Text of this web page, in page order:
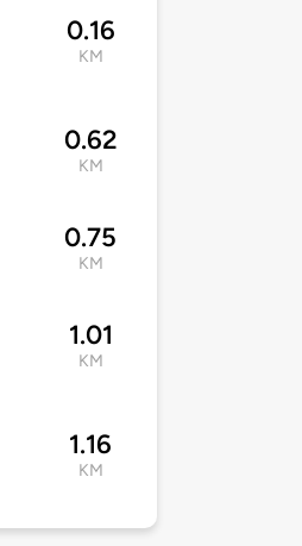
0.16
KM
0.62
KM
0.75
KM
1.01
KM
1.16
KM